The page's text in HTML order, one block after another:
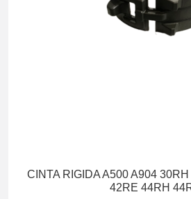
CINTA RIGIDA A500 A904
42RE 44RH